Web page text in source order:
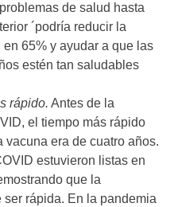
de salud hasta
´podría reducir la
65% y ayudar a que las
estén tan saludables
rápido. Antes de la
el tiempo más rápido
vacuna era de cuatro años.
estuvieron listas en
que la
rápida. En la pandemia